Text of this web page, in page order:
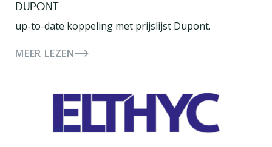
DUPONT
up-to-date koppeling met prijslijst Dupont.
MEER LEZEN